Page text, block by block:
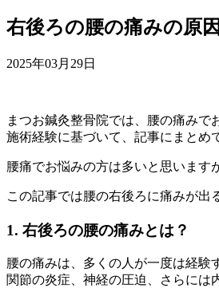
右後ろの腰の痛みの原
2025年03月29日
まつお鍼灸整骨院では、腰の痛み
施術経験に基づいて、記事にまとめ
腰痛でお悩みの方は多いと思います
この記事では腰の右後ろに痛みが出
1. 右後ろの腰の痛みとは？
腰の痛みは、多くの人が一度は経験
関節の炎症、神経の圧迫、さらには